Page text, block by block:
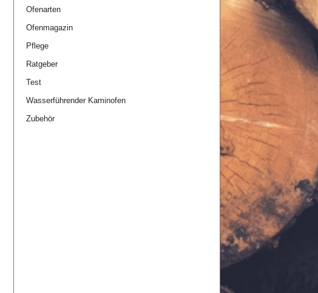
Ofenarten
Ofenmagazin
Pflege
Ratgeber
Test
Wasserführender Kaminofen
Zubehör